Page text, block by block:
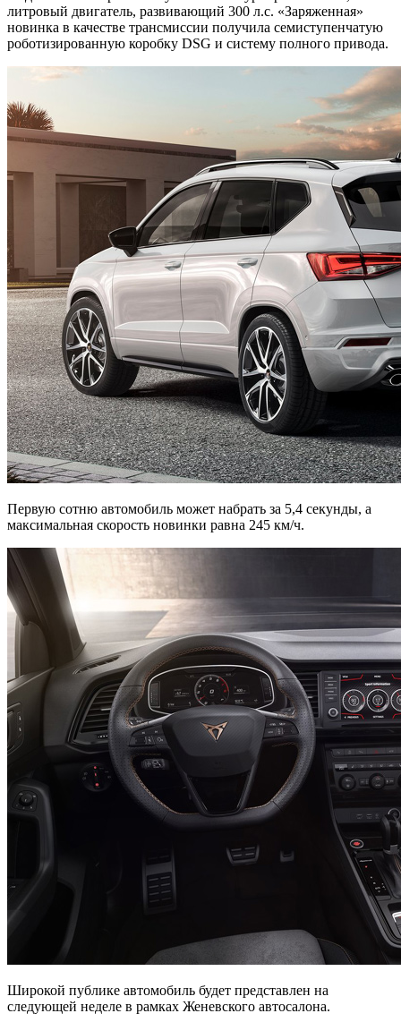
литровый двигатель, развивающий 300 л.с. «Заряженная»
новинка в качестве трансмиссии получила семиступенчатую
роботизированную коробку DSG и систему полного привода.
Первую сотню автомобиль может набрать за 5,4 секунды, а
максимальная скорость новинки равна 245 км/ч.
Широкой публике автомобиль будет представлен на
следующей неделе в рамках Женевского автосалона.